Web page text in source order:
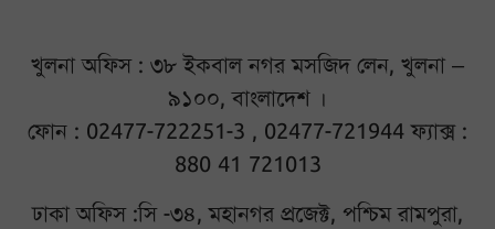
খুলনা অফিস : ৩৮ ইকবাল নগর মসজিদ লেন, খুলনা –
৯১০০, বাংলাদেশ ।
ফোন : 02477-722251-3 , 02477-721944 ফ্যাক্স :
880 41 721013
ঢাকা অফিস :সি -৩৪, মহানগর প্রজেক্ট, পশ্চিম রামপুরা,